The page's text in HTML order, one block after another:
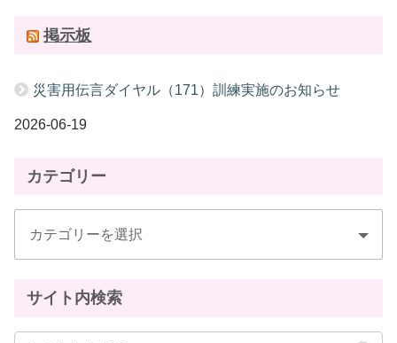
掲示板
災害用伝言ダイヤル（171）訓練実施のお知らせ
2026-06-19
カテゴリー
サイト内検索